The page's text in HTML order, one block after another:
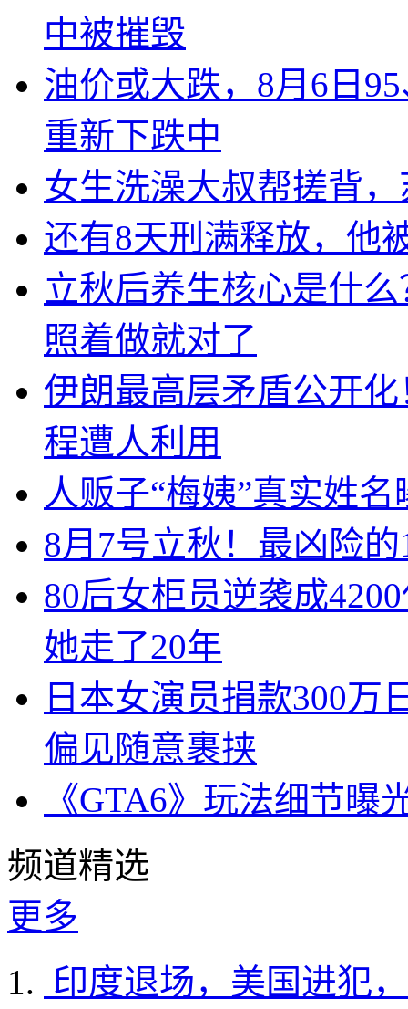
中被摧毁
油价或大跌，8月6日
重新下跌中
女生洗澡大叔帮搓背
还有8天刑满释放，他
立秋后养生核心是什
照着做就对了
伊朗最高层矛盾公开
程遭人利用
人贩子“梅姨”真实姓
8月7号立秋！最凶险
80后女柜员逆袭成
她走了20年
日本女演员捐款300万
偏见随意裹挟
《GTA6》玩法细节
频道精选
更多
印度退场，美国进犯